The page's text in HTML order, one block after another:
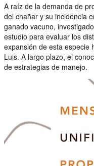
A raíz de la demanda de
del chañar y su incidencia
ganado vacuno,
estudio para evaluar los
expansión de esta especie
Luis. A largo plazo, el
de estrategias de manejo.